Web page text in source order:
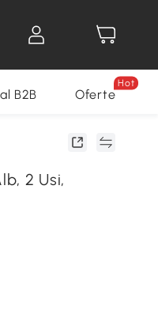
Sarbatori
B2B Oferte
Hot
2 Usi,